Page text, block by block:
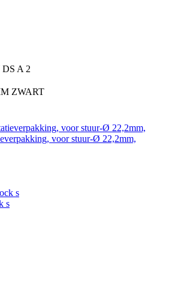
A 2
ZWART
voor stuur-Ø 22,2mm,
s